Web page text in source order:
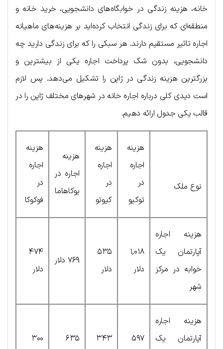
خانه، هزینه زندگی در خوابگاه‌های دانشجویی، خرید خانه و
منطقه‌ای که برای زندگی انتخاب کرده‌اید بر هزینه‌های ماهیانه
اجاره تاثیر مستقیم دارند. هر سبکی را که برای زندگی دارید چه
دانشجویی، بدون شک پرداخت اجاره یکی از بیشترین و
بزرگترین هزینه زندگی در ژاپن را تشکیل می‌دهد. پس لازم
است دیدی کلی درباره اجاره خانه در شهرهای مختلف ژاپن را در
قالب یکی جدول ارائه دهیم.
نوع ملک
هزینه
اجاره
در
توکیو
هزینه
اجاره
در
کیوتو
هزینه
اجاره در
یوکاهاما
هزینه
اجاره
در
فوکوکا
هزینه اجاره
آپارتمان یک
خوابه در مرکز
شهر
۱,۰۱۸
دلار
۵۳۵
دلار
۷۶۹ دلار
۴۷۴
دلار
هزینه اجاره
آپارتمان یک
۵۹۷
۳۴۳
۶۳۵
۳۰۰